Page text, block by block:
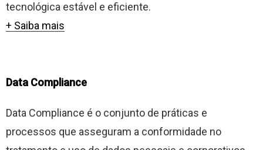
tecnológica estável e eficiente.
+ Saiba mais
Data Compliance
Data Compliance é o conjunto de práticas e
processos que asseguram a conformidade no